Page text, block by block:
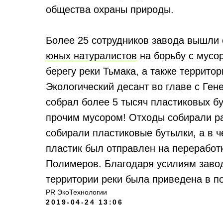
общества охраны природы.
Более 25 сотрудников завода
юных натуралистов на борьбу с
берегу реки Тьмака, а также
Экологический десант во главе с
собрал более 5 тысяч пластиковых
прочим мусором! Отходы собирали
собирали пластиковые бутылки, а в
пластик был отправлен на
Полимеров. Благодаря усилиям
территории реки была приведена в
PR ЭкоТехнологии
2019-04-24 13:06